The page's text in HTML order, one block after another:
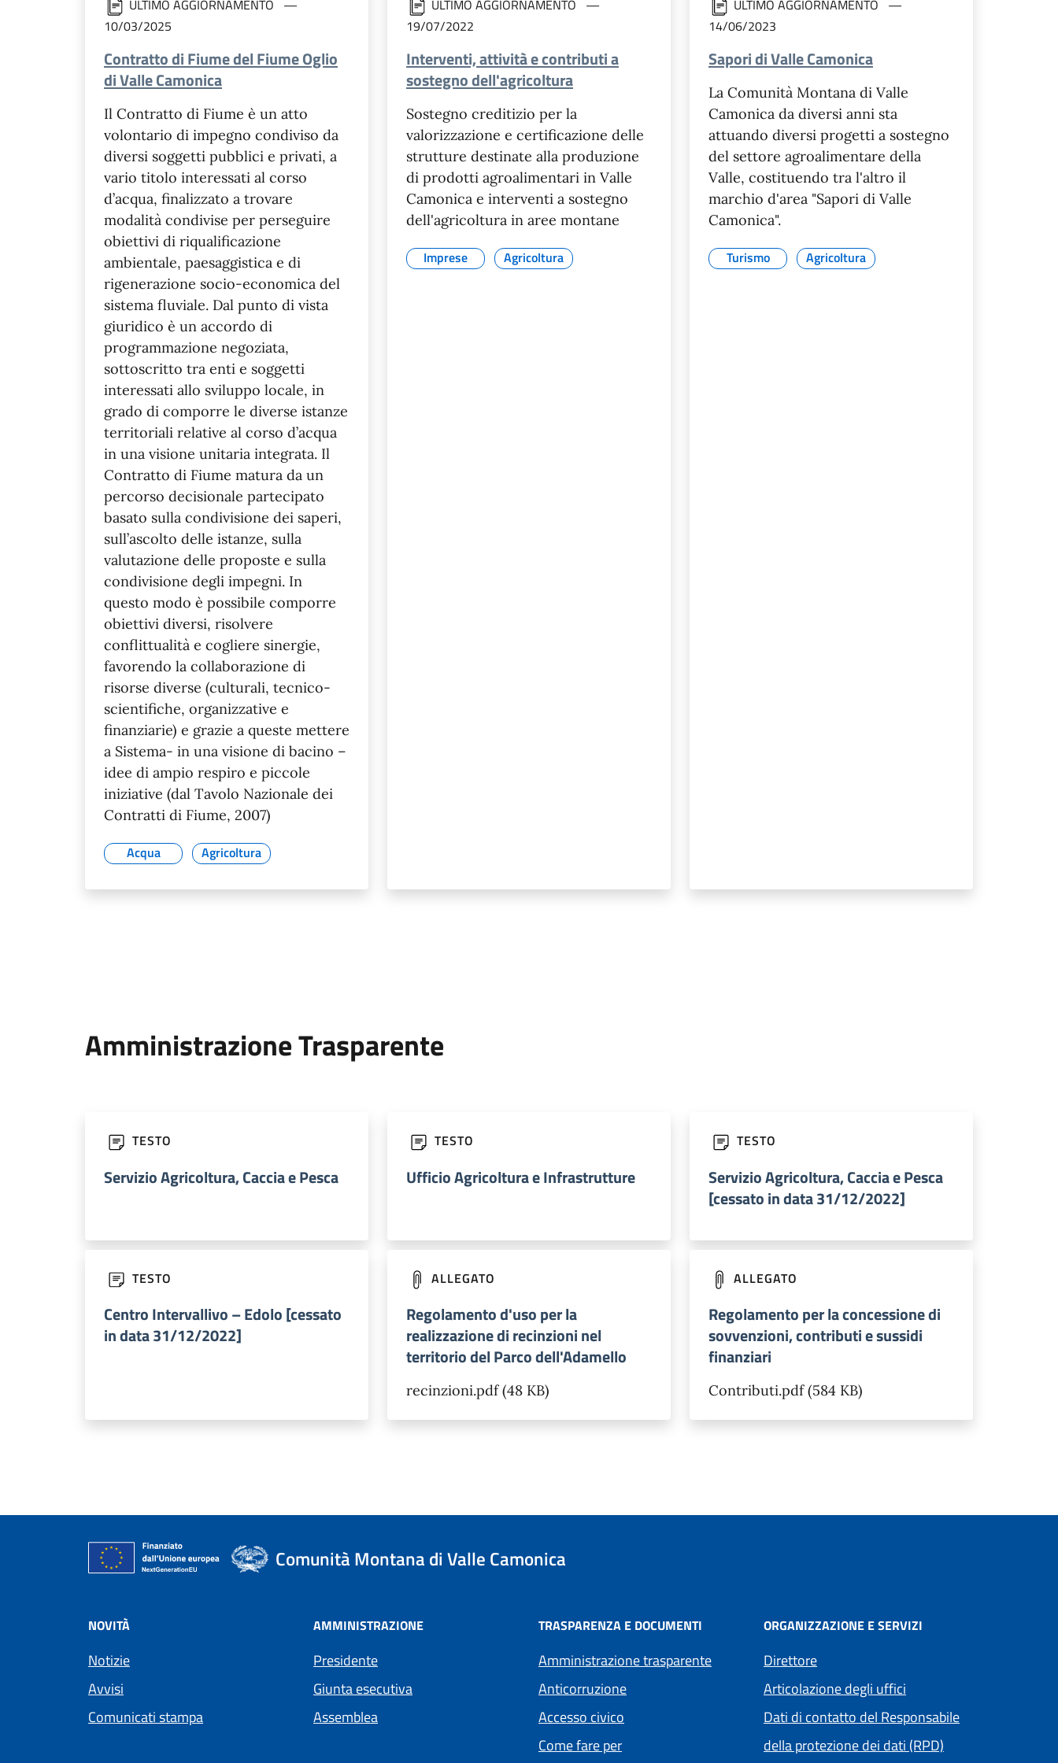
ULTIMO AGGIORNAMENTO
10/03/2025
Contratto di Fiume del Fiume Oglio
di Valle Camonica
Il Contratto di Fiume è un atto
volontario di impegno condiviso da
diversi soggetti pubblici e privati, a
vario titolo interessati al corso
d’acqua, finalizzato a trovare
modalità condivise per perseguire
obiettivi di riqualificazione
ambientale, paesaggistica e di
rigenerazione socio-economica del
sistema fluviale. Dal punto di vista
giuridico è un accordo di
programmazione negoziata,
sottoscritto tra enti e soggetti
interessati allo sviluppo locale, in
grado di comporre le diverse istanze
territoriali relative al corso d’acqua
in una visione unitaria integrata. Il
Contratto di Fiume matura da un
percorso decisionale partecipato
basato sulla condivisione dei saperi,
sull’ascolto delle istanze, sulla
valutazione delle proposte e sulla
condivisione degli impegni. In
questo modo è possibile comporre
obiettivi diversi, risolvere
conflittualità e cogliere sinergie,
favorendo la collaborazione di
risorse diverse (culturali, tecnico-
scientifiche, organizzative e
finanziarie) e grazie a queste mettere
a Sistema- in una visione di bacino –
idee di ampio respiro e piccole
iniziative (dal Tavolo Nazionale dei
Contratti di Fiume, 2007)
Acqua Agricoltura
ULTIMO AGGIORNAMENTO
19/07/2022
Interventi, attività e contributi a
sostegno dell'agricoltura
Sostegno creditizio per la
valorizzazione e certificazione delle
strutture destinate alla produzione
di prodotti agroalimentari in Valle
Camonica e interventi a sostegno
dell'agricoltura in aree montane
Imprese Agricoltura
ULTIMO AGGIORNAMENTO
14/06/2023
Sapori di Valle Camonica
La Comunità Montana di Valle
Camonica da diversi anni sta
attuando diversi progetti a sostegno
del settore agroalimentare della
Valle, costituendo tra l'altro il
marchio d'area "Sapori di Valle
Camonica".
Turismo Agricoltura
Amministrazione Trasparente
TESTO
Servizio Agricoltura, Caccia e Pesca
TESTO
Ufficio Agricoltura e Infrastrutture
TESTO
Servizio Agricoltura, Caccia e Pesca
[cessato in data 31/12/2022]
TESTO
Centro Intervallivo – Edolo [cessato
in data 31/12/2022]
ALLEGATO
Regolamento d'uso per la
realizzazione di recinzioni nel
territorio del Parco dell'Adamello
recinzioni.pdf (48 KB)
ALLEGATO
Regolamento per la concessione di
sovvenzioni, contributi e sussidi
finanziari
Contributi.pdf (584 KB)
Comunità Montana di Valle Camonica
NOVITÀ
Notizie
Avvisi
Comunicati stampa
AMMINISTRAZIONE
Presidente
Giunta esecutiva
Assemblea
TRASPARENZA E DOCUMENTI
Amministrazione trasparente
Anticorruzione
Accesso civico
Come fare per
ORGANIZZAZIONE E SERVIZI
Direttore
Articolazione degli uffici
Dati di contatto del Responsabile
della protezione dei dati (RPD)